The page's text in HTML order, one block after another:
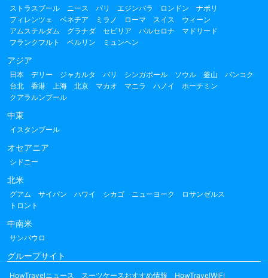
ストラスブール ニース パリ エジンバラ ロンドン
ナポリ
フィレンツェ
ベネチア ミラノ ローマ スイス
ウィーン
アムステルダム
グラナダ セビリア バルセロナ
マドリード
フランクフルト
ベルリン ミュンヘン
アジア
日本 デリー ジャカルタ バリ シンガポール ソウル 釜山
バンコク
台北
香港 上海 北京 マカオ マニラ ハノイ
ホーチミン
クアラルンプール
中東
イスタンブール
オセアニア
シドニー
北米
グアム サイパン ハワイ シカゴ ニューヨーク
ロサンゼルス
トロント
中南米
サンパウロ
グループサイト
HowTravelニュース スーツケースおすすめ情報 HowTravelWiFi